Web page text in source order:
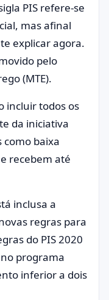
PIS refere-se
mas afinal
explicar agora.
pelo
(MTE).
incluir todos os
da iniciativa
como baixa
recebem até
inclusa a
regras para
do PIS 2020
programa
inferior a dois